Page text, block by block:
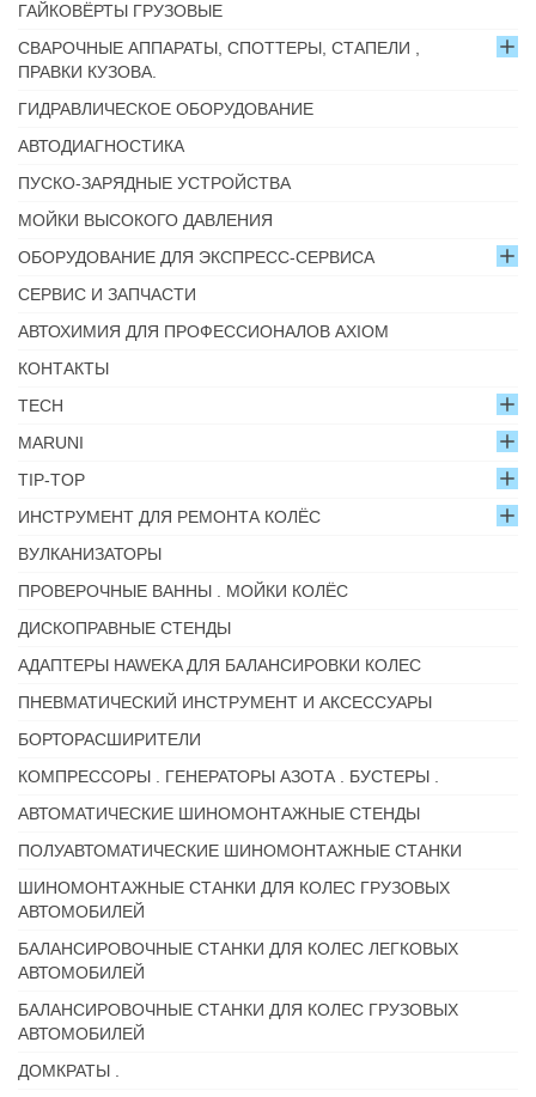
ГАЙКОВЁРТЫ ГРУЗОВЫЕ
СВАРОЧНЫЕ АППАРАТЫ, СПОТТЕРЫ, СТАПЕЛИ ,
ПРАВКИ КУЗОВА.
ГИДРАВЛИЧЕСКОЕ ОБОРУДОВАНИЕ
АВТОДИАГНОСТИКА
ПУСКО-ЗАРЯДНЫЕ УСТРОЙСТВА
МОЙКИ ВЫСОКОГО ДАВЛЕНИЯ
ОБОРУДОВАНИЕ ДЛЯ ЭКСПРЕСС-СЕРВИСА
СЕРВИС И ЗАПЧАСТИ
АВТОХИМИЯ ДЛЯ ПРОФЕССИОНАЛОВ AXIOM
КОНТАКТЫ
TECH
MARUNI
TIP-TOP
ИНСТРУМЕНТ ДЛЯ РЕМОНТА КОЛЁС
ВУЛКАНИЗАТОРЫ
ПРОВЕРОЧНЫЕ ВАННЫ . МОЙКИ КОЛЁС
ДИСКОПРАВНЫЕ СТЕНДЫ
АДАПТЕРЫ HAWEKA ДЛЯ БАЛАНСИРОВКИ КОЛЕС
ПНЕВМАТИЧЕСКИЙ ИНСТРУМЕНТ И АКСЕССУАРЫ
БОРТОРАСШИРИТЕЛИ
КОМПРЕССОРЫ . ГЕНЕРАТОРЫ АЗОТА . БУСТЕРЫ .
АВТОМАТИЧЕСКИЕ ШИНОМОНТАЖНЫЕ СТЕНДЫ
ПОЛУАВТОМАТИЧЕСКИЕ ШИНОМОНТАЖНЫЕ СТАНКИ
ШИНОМОНТАЖНЫЕ СТАНКИ ДЛЯ КОЛЕС ГРУЗОВЫХ
АВТОМОБИЛЕЙ
БАЛАНСИРОВОЧНЫЕ СТАНКИ ДЛЯ КОЛЕС ЛЕГКОВЫХ
АВТОМОБИЛЕЙ
БАЛАНСИРОВОЧНЫЕ СТАНКИ ДЛЯ КОЛЕС ГРУЗОВЫХ
АВТОМОБИЛЕЙ
ДОМКРАТЫ .